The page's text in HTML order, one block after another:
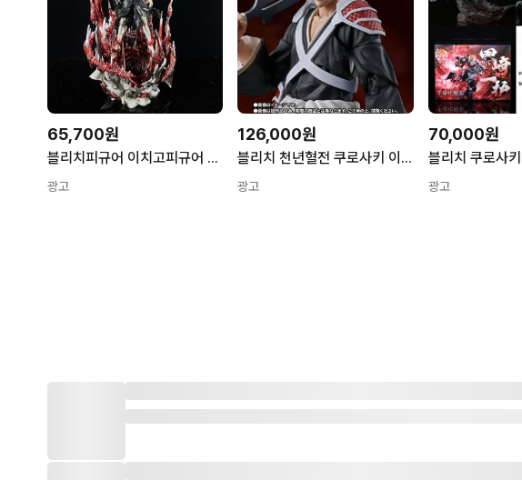
65,700원
블리치피규어 이치고피규어 이치고 블리치이치고 블리치굿즈 애니 레진 스태츄 B
광고
126,000원
블리치 천년혈전 쿠로사키 이치고피규어 참월 월아천충 해방 굿즈 애니메이션
광고
70,000원
광고